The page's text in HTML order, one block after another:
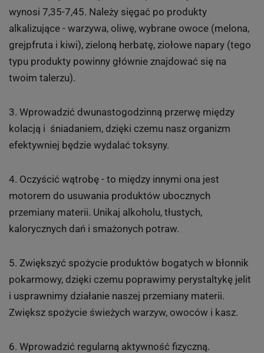
wynosi 7,35-7,45. Należy sięgać po produkty
alkalizujące - warzywa, oliwę, wybrane owoce (melona,
grejpfruta i kiwi), zieloną herbatę, ziołowe napary (tego
typu produkty powinny głównie znajdować się na
twoim talerzu).
3. Wprowadzić dwunastogodzinną przerwę między
kolacją i śniadaniem, dzięki czemu nasz organizm
efektywniej będzie wydalać toksyny.
4. Oczyścić wątrobę - to między innymi ona jest
motorem do usuwania produktów ubocznych
przemiany materii. Unikaj alkoholu, tłustych,
kalorycznych dań i smażonych potraw.
5. Zwiększyć spożycie produktów bogatych w błonnik
pokarmowy, dzięki czemu poprawimy perystaltykę jelit
i usprawnimy działanie naszej przemiany materii.
Zwiększ spożycie świeżych warzyw, owoców i kasz.
6. Wprowadzić regularną aktywność fizyczną.